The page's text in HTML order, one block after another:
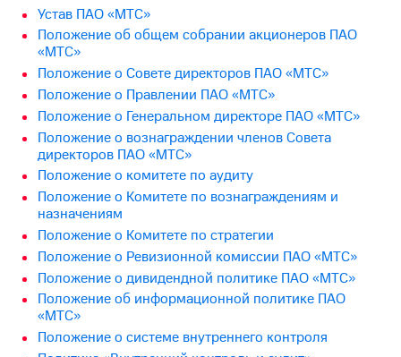
Правовая
информация
Медиа-центр
Пресс-
релизы
МТС
о технологиях
Достижения
Интервью
Финансовая
отчетность
Контакты
о технологиях
Устав ПАО «МТС»
Положение об общем собрании акционеров ПАО
«МТС»
Положение о Совете директоров ПАО «МТС»
Положение о Правлении ПАО «МТС»
Положение о Генеральном директоре ПАО «МТС»
Положение о вознаграждении членов Совета
директоров ПАО «МТС»
Положение о комитете по аудиту
Положение о Комитетe по вознаграждениям и
назначениям
Положение о Комитете по стратегии
Положение о Ревизионной комиссии ПАО «МТС»
Положение о дивидендной политике ПАО «МТС»
Положение об информационной политике ПАО
«МТС»
Положение о системе внутреннего контроля